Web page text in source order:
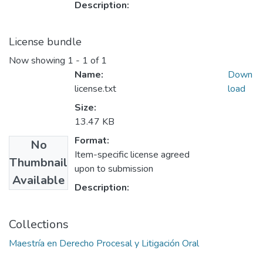
Description:
License bundle
Now showing 1 - 1 of 1
No
Thumbnail
Available
Name:
license.txt
Size:
13.47 KB
Format:
Item-specific license agreed
upon to submission
Description:
Down
load
Collections
Maestría en Derecho Procesal y Litigación Oral